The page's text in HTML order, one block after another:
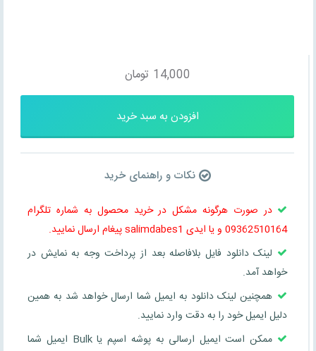
14,000 تومان
افزودن به سبد خرید
نکات و راهنمای خرید
در صورت هرگونه مشکل در خرید محصول به شماره تلگرام
09362510164 و یا ایدی salimdabes1 پیغام ارسال نمایید.
لینک دانلود فایل بلافاصله بعد از پرداخت وجه به نمایش در
خواهد آمد.
همچنین لینک دانلود به ایمیل شما ارسال خواهد شد به همین
دلیل ایمیل خود را به دقت وارد نمایید.
ممکن است ایمیل ارسالی به پوشه اسپم یا Bulk ایمیل شما